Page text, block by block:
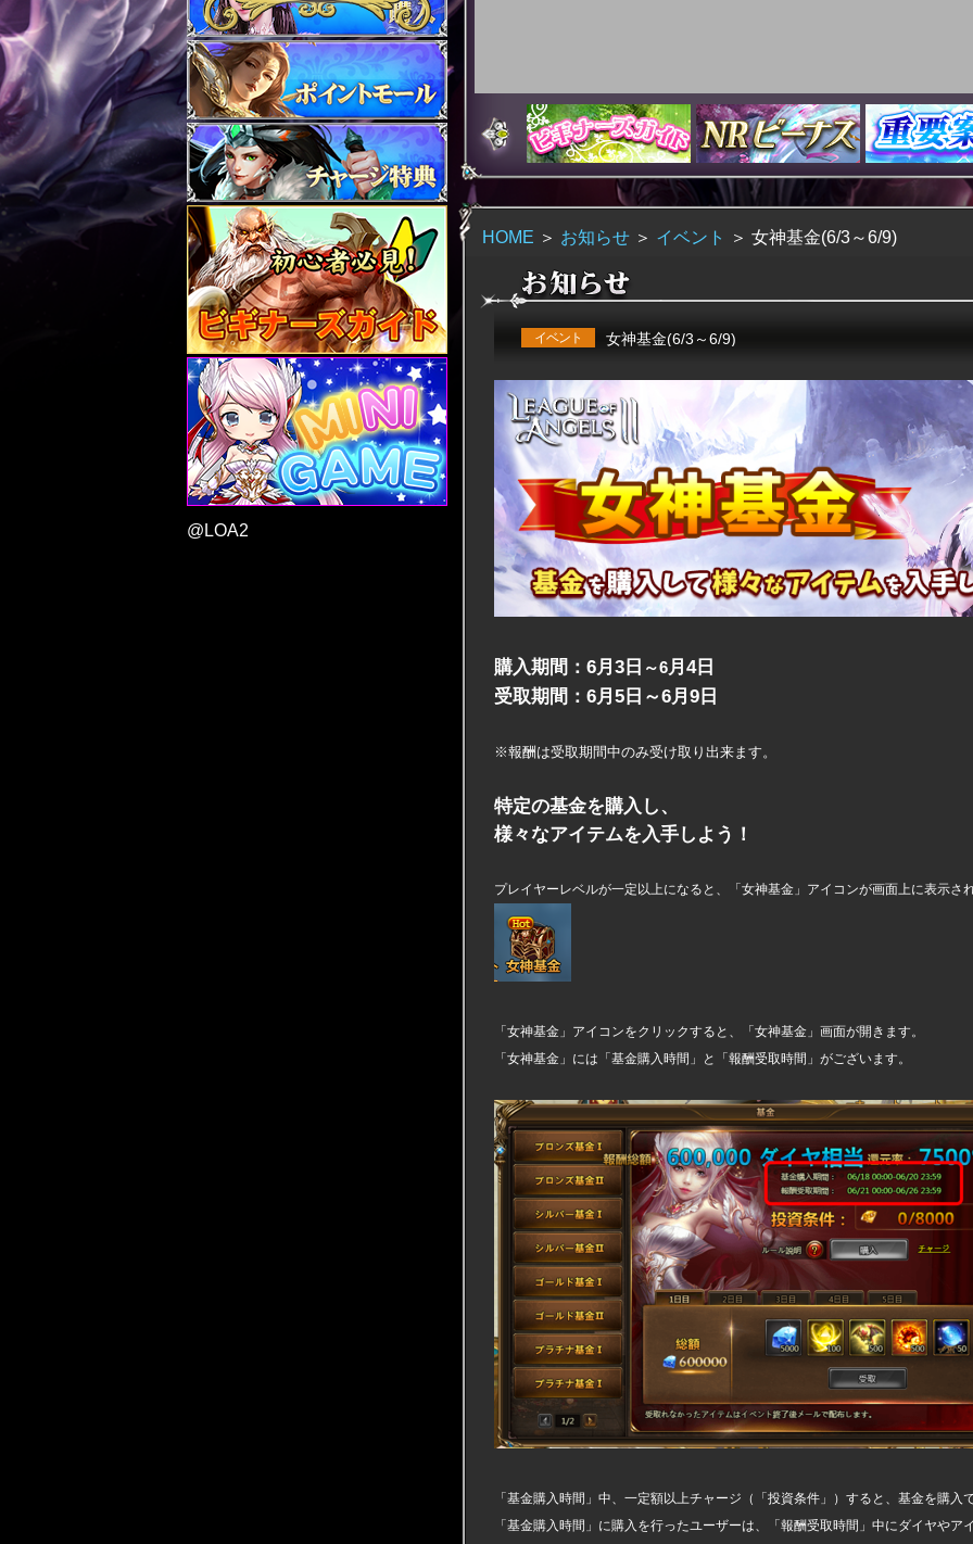
@LOA2
HOME ＞ お知らせ ＞ イベント ＞ 女神基金(6/3～6/9)
イベント 女神基金(6/3～6/9)
購入期間：6月3日 ～6月4日
受取期間：6月5日 ～6月9日
※報酬は受取期間中のみ受け取り出来ます。
特定の基金を購入し、
様々なアイテムを入手しよう！
プレイヤーレベルが一定以上になると、「女神基金」アイコンが画面上に表示さ
「女神基金」アイコンをクリックすると、「女神基金」画面が開きます。
「女神基金」には「基金購入時間」と「報酬受取時間」がございます。
「基金購入時間」中、一定額以上チャージ（「投資条件」）すると、基金を購入
「基金購入時間」に購入を行ったユーザーは、「報酬受取時間」中にダイヤやア